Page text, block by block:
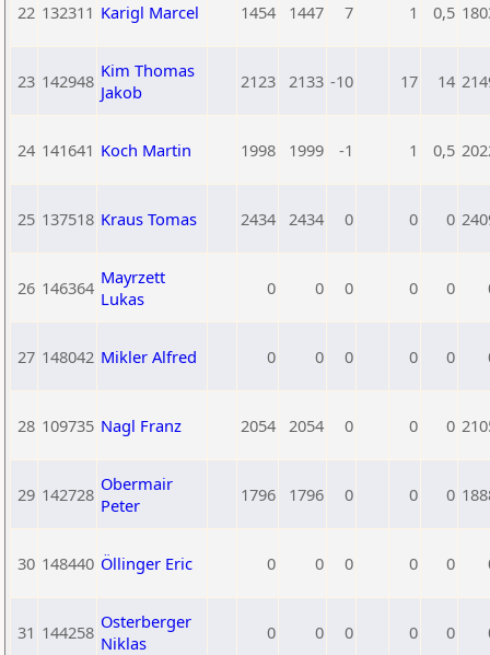
22 132311 Karigl Marcel 1454 1447 7 1 0,5
23 142948 Kim Thomas
Jakob
2123 2133 -10 17 14
24 141641 Koch Martin 1998 1999 -1 1 0,5
25 137518 Kraus Tomas 2434 2434 0 0 0
26 146364 Mayrzett
Lukas
0 0 0 0 0
27 148042 Mikler Alfred 0 0 0 0 0
28 109735 Nagl Franz 2054 2054 0 0 0
29 142728 Obermair
Peter
1796 1796 0 0 0
30 148440 Öllinger Eric 0 0 0 0 0
31 144258 Osterberger
Niklas
0 0 0 0 0